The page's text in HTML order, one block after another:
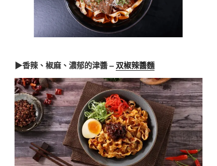
▶香辣、椒麻、濃郁的津醬 – 双椒辣醬麵